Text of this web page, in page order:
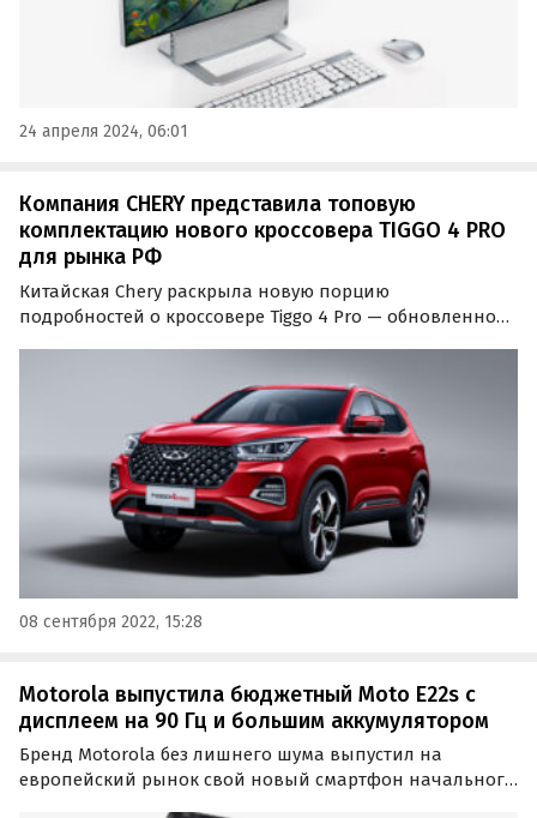
24 апреля 2024, 06:01
Компания CHERY представила топовую
комплектацию нового кроссовера TIGGO 4 PRO
для рынка РФ
Китайская Chery раскрыла новую порцию
подробностей о кроссовере Tiggo 4 Pro — обновленной
отличится красными акцентами в экстерьере и
08 сентября 2022, 15:28
Motorola выпустила бюджетный Moto E22s с
дисплеем на 90 Гц и большим аккумулятором
Бренд Motorola без лишнего шума выпустил на
европейский рынок свой новый смартфон начального